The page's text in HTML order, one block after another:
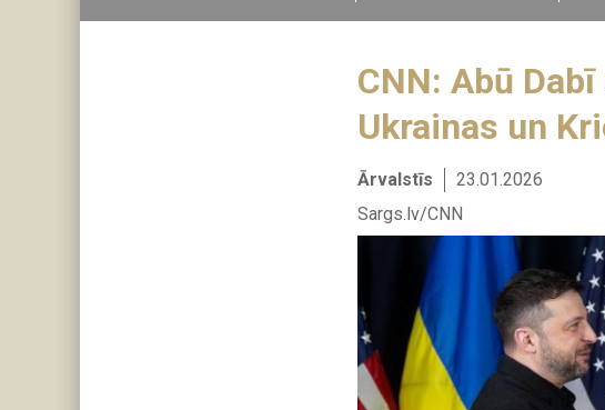
CNN: Abū
Ukrainas un
Ārvalstīs
23.01.2026
Sargs.lv/CNN